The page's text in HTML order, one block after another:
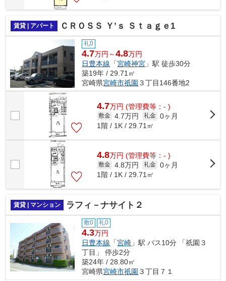
賃貸 | アパート ＣＲＯＳＳ Ｙ’ｓ Ｓｔａｇｅ1
礼0
4.7万円～4.8万円
日豊本線 「宮崎神宮 」駅 徒歩30分
築19年 / 29.71㎡
宮崎県宮崎市祇園 ３丁目146番地2
4.7万円 (管理費等：- )
敷金 4.7万円 礼金 0ヶ月
1階 / 1K / 29.71㎡
4.8万円 (管理費等：- )
敷金 4.8万円 礼金 0ヶ月
1階 / 1K / 29.71㎡
賃貸 | マンション ラフィ－ナサイト２
敷0 礼0
4.3万円
日豊本線 「宮崎 」駅 バス10分 「祇園３
丁目」 停歩2分
築24年 / 28.80㎡
宮崎県宮崎市祇園 ３丁目７１